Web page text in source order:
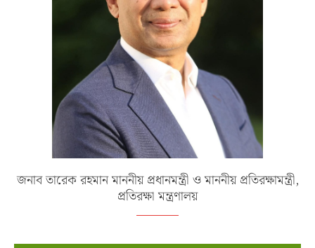
জনাব তারেক রহমান মাননীয় প্রধানমন্ত্রী ও মাননীয় প্রতিরক্ষামন্ত্রী,
প্রতিরক্ষা মন্ত্রণালয়